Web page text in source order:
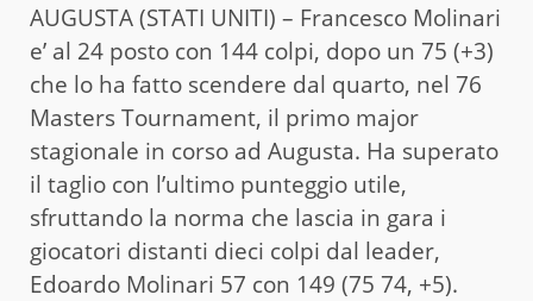
AUGUSTA (STATI UNITI) – Francesco Molinari
e’ al 24 posto con 144 colpi, dopo un 75 (+3)
che lo ha fatto scendere dal quarto, nel 76
Masters Tournament, il primo major
stagionale in corso ad Augusta. Ha superato
il taglio con l’ultimo punteggio utile,
sfruttando la norma che lascia in gara i
giocatori distanti dieci colpi dal leader,
Edoardo Molinari 57 con 149 (75 74, +5).